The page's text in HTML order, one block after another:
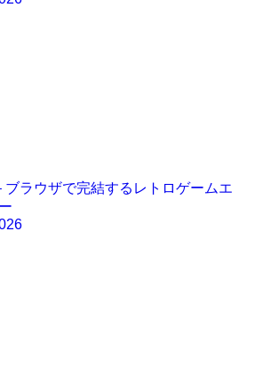
ブラウザで完結するレトロゲームエ